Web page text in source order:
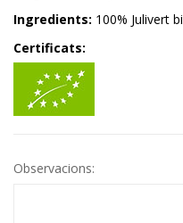
Ingredients: 100% Julivert
Certificats:
Observacions: